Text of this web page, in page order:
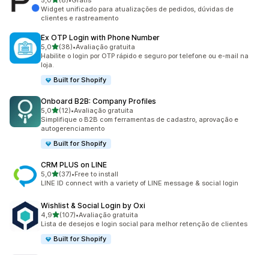
8 avaliações ao todo
Widget unificado para atualizações de pedidos, dúvidas de
clientes e rastreamento
Ex OTP Login with Phone Number
5,0de 5 estrelas
(38)
38 avaliações ao todo
•Avaliação gratuita
Habilite o login por OTP rápido e seguro por telefone ou e-mail na
loja.
Built for Shopify
Onboard B2B: Company Profiles
5,0de 5 estrelas
(12)
12 avaliações ao todo
•Avaliação gratuita
Simplifique o B2B com ferramentas de cadastro, aprovação e
autogerenciamento
Built for Shopify
CRM PLUS on LINE
5,0de 5 estrelas
(37)
37 avaliações ao todo
•Free to install
LINE ID connect with a variety of LINE message & social login
Wishlist & Social Login by Oxi
4,9de 5 estrelas
(107)
107 avaliações ao todo
•Avaliação gratuita
Lista de desejos e login social para melhor retenção de clientes
Built for Shopify